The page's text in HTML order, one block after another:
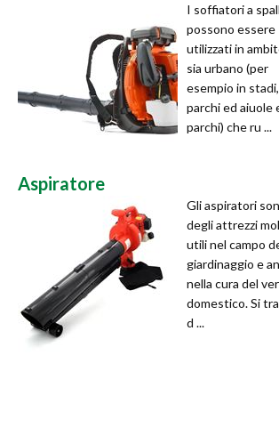
I soffiatori a
possono essere
utilizzati in
sia urbano (per
esempio in stadi,
parchi ed aiuole
parchi) che ru ...
Aspiratore
Gli aspiratori
degli attrezzi
utili nel campo
giardinaggio e
nella cura del
domestico. Si
d ...